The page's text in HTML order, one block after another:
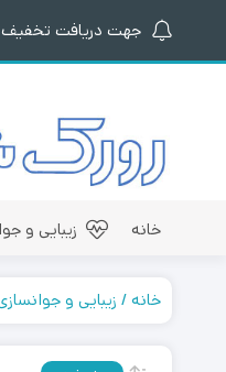
جهت دریافت تخفیف و
خانه زیبایی و
خانه زیبایی و